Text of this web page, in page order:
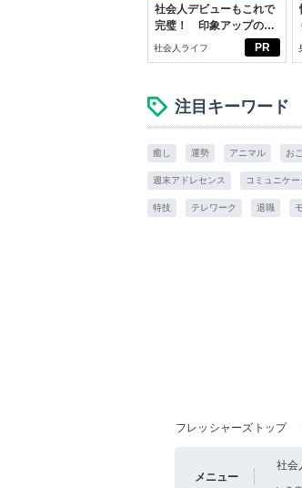
PR
社会人デビューもこれで
完璧！ 印象アップのセ
ルフプロデュース術
社会人ライフ
注目キーワード
癒し 運勢 アニマル お
週末アドレセンス コミュニケー
特技 テレワーク 退職
フレッシャーズトップ
メニュー
社会